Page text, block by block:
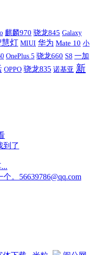
麒麟970 骁龙845 Galaxy
慧灯 MIUI 华为 Mate 10 小
OnePlus 5 骁龙660 S8 一加
OPPO 骁龙835 诺基亚 新
到了
。56639786@qq.com